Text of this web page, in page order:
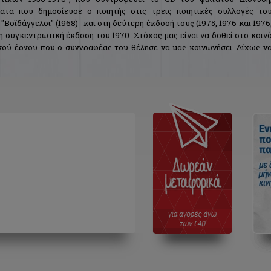
που δημοσίευσε ο ποιητής στις τρεις ποιητικές συλλογές του
(1968) -και στη δεύτερη έκδοσή τους (1975, 1976 και 1976,
συγκεντρωτική έκδοση του 1970. Στόχος μας είναι να δοθεί στο κοινό
έργου που ο συγγραφέας του θέλησε να μας κοινωνήσει. Δίχως να
ίσως την ευχή του δαιμόνιου Χαλκιδαίου να κατορθώσει "έν'
"πένες του πενιές σ' ένα σαντούρι", από δεσμώτης της γραφής